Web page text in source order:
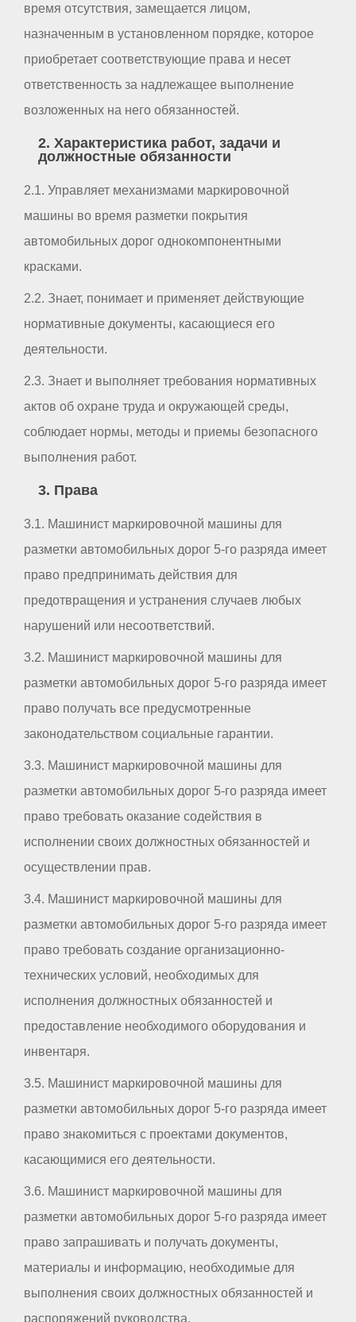
время отсутствия, замещается лицом,
назначенным в установленном порядке, которое
приобретает соответствующие права и несет
ответственность за надлежащее выполнение
возложенных на него обязанностей.
2. Характеристика работ, задачи и
должностные обязанности
2.1. Управляет механизмами маркировочной
машины во время разметки покрытия
автомобильных дорог однокомпонентными
красками.
2.2. Знает, понимает и применяет действующие
нормативные документы, касающиеся его
деятельности.
2.3. Знает и выполняет требования нормативных
актов об охране труда и окружающей среды,
соблюдает нормы, методы и приемы безопасного
выполнения работ.
3. Права
3.1. Машинист маркировочной машины для
разметки автомобильных дорог 5-го разряда имеет
право предпринимать действия для
предотвращения и устранения случаев любых
нарушений или несоответствий.
3.2. Машинист маркировочной машины для
разметки автомобильных дорог 5-го разряда имеет
право получать все предусмотренные
законодательством социальные гарантии.
3.3. Машинист маркировочной машины для
разметки автомобильных дорог 5-го разряда имеет
право требовать оказание содействия в
исполнении своих должностных обязанностей и
осуществлении прав.
3.4. Машинист маркировочной машины для
разметки автомобильных дорог 5-го разряда имеет
право требовать создание организационно-
технических условий, необходимых для
исполнения должностных обязанностей и
предоставление необходимого оборудования и
инвентаря.
3.5. Машинист маркировочной машины для
разметки автомобильных дорог 5-го разряда имеет
право знакомиться с проектами документов,
касающимися его деятельности.
3.6. Машинист маркировочной машины для
разметки автомобильных дорог 5-го разряда имеет
право запрашивать и получать документы,
материалы и информацию, необходимые для
выполнения своих должностных обязанностей и
распоряжений руководства.